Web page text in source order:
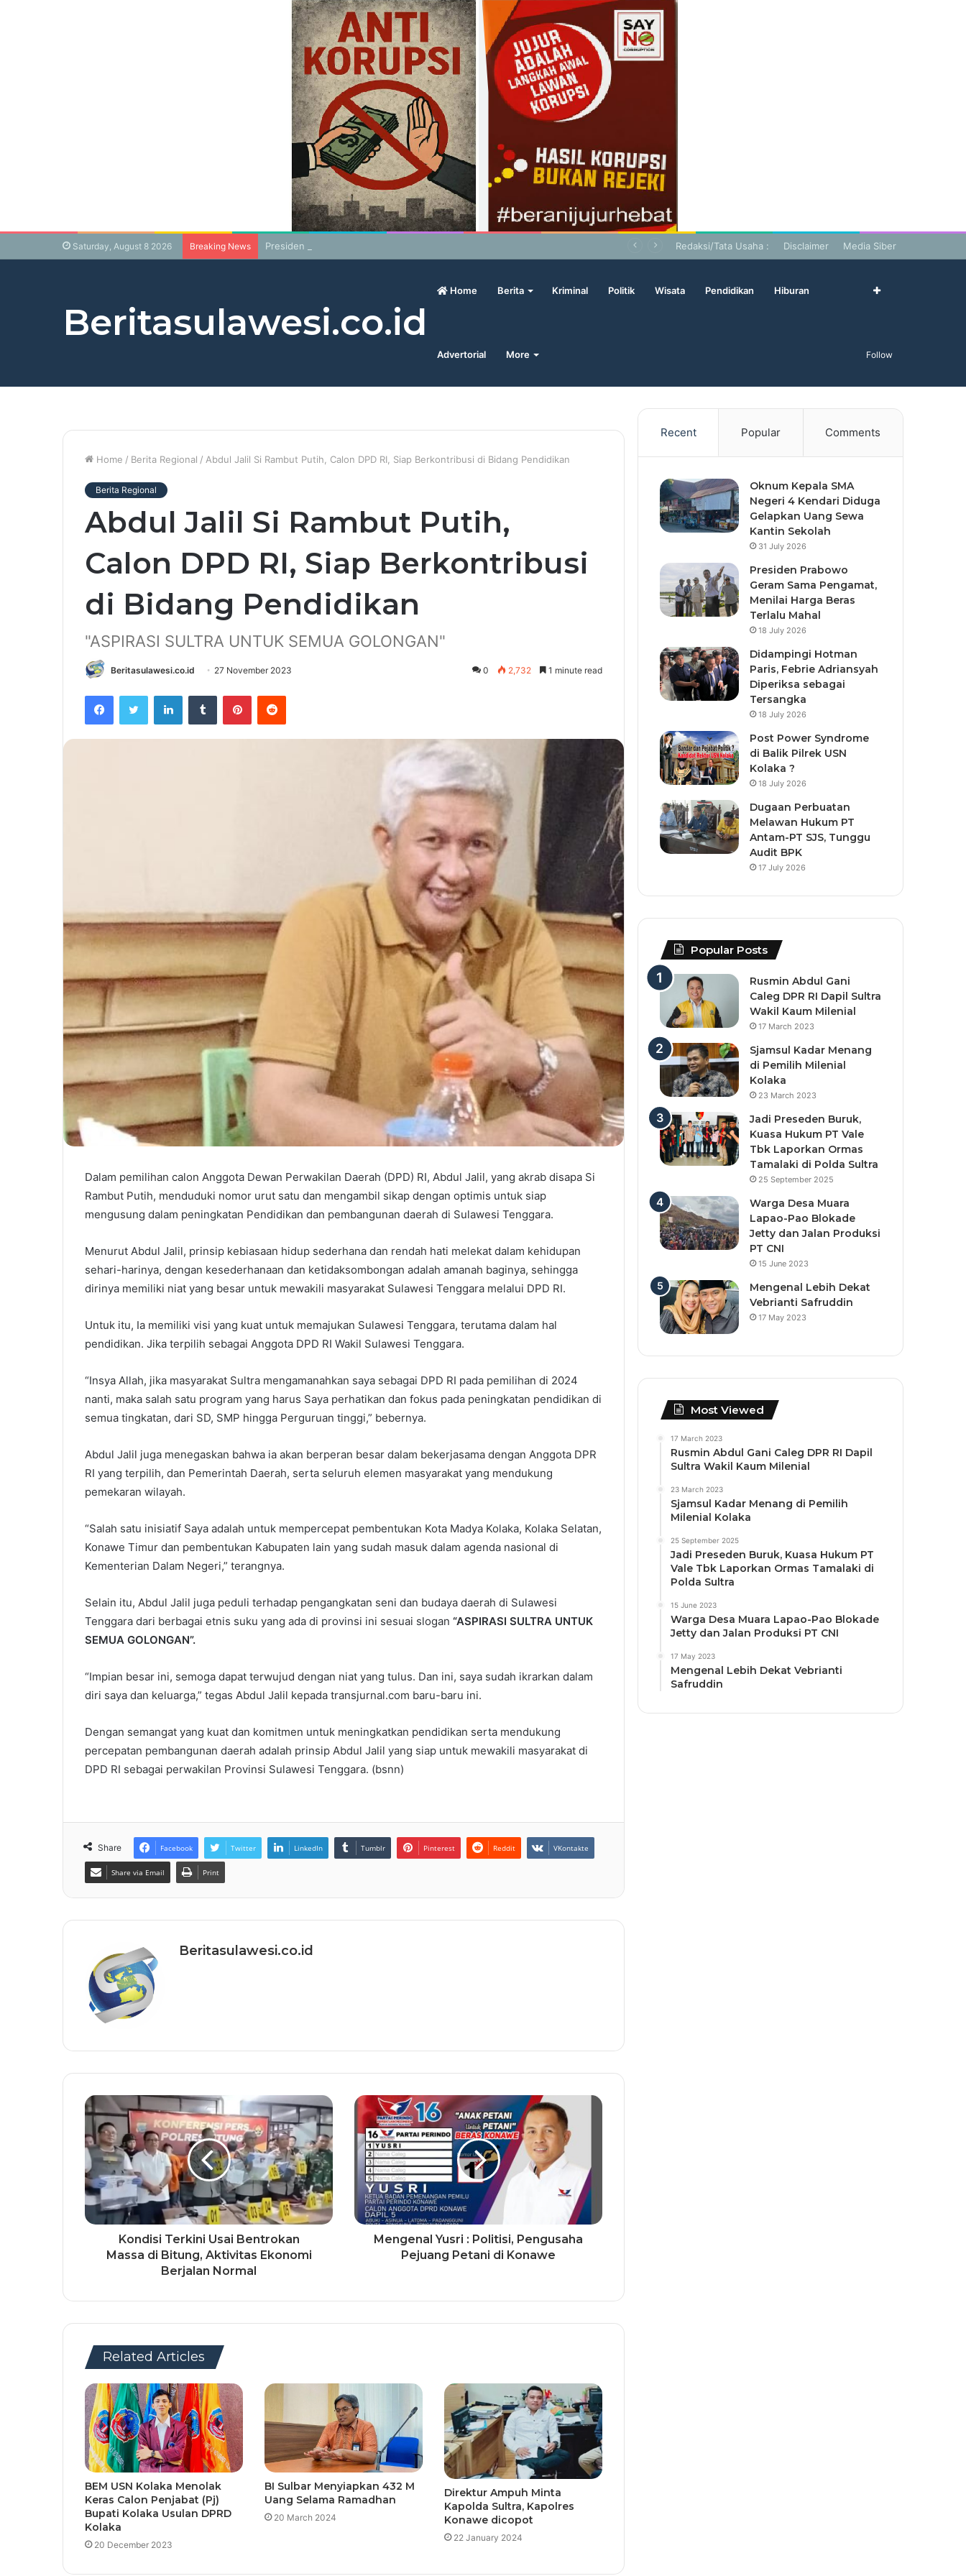
Saturday, August 8 2026 Breaking News Presiden Prabowo Geram Sama Pengamat, Menilai Harga Beras Terlalu Mahal Redaksi/Tata Usaha : Disclaimer Media Siber
Beritasulawesi.co.id
Home Berita Kriminal Politik Wisata Pendidikan Hiburan
Advertorial More Follow
Home / Berita Regional / Abdul Jalil Si Rambut Putih, Calon DPD RI, Siap Berkontribusi di Bidang Pendidikan
Berita Regional
Abdul Jalil Si Rambut Putih,
Calon DPD RI, Siap Berkontribusi
di Bidang Pendidikan
"ASPIRASI SULTRA UNTUK SEMUA GOLONGAN"
Beritasulawesi.co.id 27 November 2023 0 2,732 1 minute read
Dalam pemilihan calon Anggota Dewan Perwakilan Daerah (DPD) RI, Abdul Jalil, yang akrab disapa Si
Rambut Putih, menduduki nomor urut satu dan mengambil sikap dengan optimis untuk siap
mengusung dalam peningkatan Pendidikan dan pembangunan daerah di Sulawesi Tenggara.
Menurut Abdul Jalil, prinsip kebiasaan hidup sederhana dan rendah hati melekat dalam kehidupan
sehari-harinya, dengan kesederhanaan dan ketidaksombongan adalah amanah baginya, sehingga
dirinya memiliki niat yang besar untuk mewakili masyarakat Sulawesi Tenggara melalui DPD RI.
Untuk itu, Ia memiliki visi yang kuat untuk memajukan Sulawesi Tenggara, terutama dalam hal
pendidikan. Jika terpilih sebagai Anggota DPD RI Wakil Sulawesi Tenggara.
“Insya Allah, jika masyarakat Sultra mengamanahkan saya sebagai DPD RI pada pemilihan di 2024
nanti, maka salah satu program yang harus Saya perhatikan dan fokus pada peningkatan pendidikan di
semua tingkatan, dari SD, SMP hingga Perguruan tinggi,” bebernya.
Abdul Jalil juga menegaskan bahwa ia akan berperan besar dalam bekerjasama dengan Anggota DPR
RI yang terpilih, dan Pemerintah Daerah, serta seluruh elemen masyarakat yang mendukung
pemekaran wilayah.
“Salah satu inisiatif Saya adalah untuk mempercepat pembentukan Kota Madya Kolaka, Kolaka Selatan,
Konawe Timur dan pembentukan Kabupaten lain yang sudah masuk dalam agenda nasional di
Kementerian Dalam Negeri,” terangnya.
Selain itu, Abdul Jalil juga peduli terhadap pengangkatan seni dan budaya daerah di Sulawesi
Tenggara dari berbagai etnis suku yang ada di provinsi ini sesuai slogan “ASPIRASI SULTRA UNTUK
SEMUA GOLONGAN”.
“Impian besar ini, semoga dapat terwujud dengan niat yang tulus. Dan ini, saya sudah ikrarkan dalam
diri saya dan keluarga,” tegas Abdul Jalil kepada transjurnal.com baru-baru ini.
Dengan semangat yang kuat dan komitmen untuk meningkatkan pendidikan serta mendukung
percepatan pembangunan daerah adalah prinsip Abdul Jalil yang siap untuk mewakili masyarakat di
DPD RI sebagai perwakilan Provinsi Sulawesi Tenggara. (bsnn)
Share Facebook Twitter LinkedIn Tumblr Pinterest Reddit VKontakte
Share via Email Print
Beritasulawesi.co.id
Kondisi Terkini Usai Bentrokan
Massa di Bitung, Aktivitas Ekonomi
Berjalan Normal
Mengenal Yusri : Politisi, Pengusaha
Pejuang Petani di Konawe
Related Articles
BEM USN Kolaka Menolak
Keras Calon Penjabat (Pj)
Bupati Kolaka Usulan DPRD
Kolaka
20 December 2023
BI Sulbar Menyiapkan 432 M
Uang Selama Ramadhan
20 March 2024
Direktur Ampuh Minta
Kapolda Sultra, Kapolres
Konawe dicopot
22 January 2024
Recent Popular Comments
Oknum Kepala SMA
Negeri 4 Kendari Diduga
Gelapkan Uang Sewa
Kantin Sekolah
31 July 2026
Presiden Prabowo
Geram Sama Pengamat,
Menilai Harga Beras
Terlalu Mahal
18 July 2026
Didampingi Hotman
Paris, Febrie Adriansyah
Diperiksa sebagai
Tersangka
18 July 2026
Post Power Syndrome
di Balik Pilrek USN
Kolaka ?
18 July 2026
Dugaan Perbuatan
Melawan Hukum PT
Antam-PT SJS, Tunggu
Audit BPK
17 July 2026
Popular Posts
Rusmin Abdul Gani
Caleg DPR RI Dapil Sultra
Wakil Kaum Milenial
17 March 2023
Sjamsul Kadar Menang
di Pemilih Milenial
Kolaka
23 March 2023
Jadi Preseden Buruk,
Kuasa Hukum PT Vale
Tbk Laporkan Ormas
Tamalaki di Polda Sultra
25 September 2025
Warga Desa Muara
Lapao-Pao Blokade
Jetty dan Jalan Produksi
PT CNI
15 June 2023
Mengenal Lebih Dekat
Vebrianti Safruddin
17 May 2023
Most Viewed
17 March 2023
Rusmin Abdul Gani Caleg DPR RI Dapil
Sultra Wakil Kaum Milenial
23 March 2023
Sjamsul Kadar Menang di Pemilih
Milenial Kolaka
25 September 2025
Jadi Preseden Buruk, Kuasa Hukum PT
Vale Tbk Laporkan Ormas Tamalaki di
Polda Sultra
15 June 2023
Warga Desa Muara Lapao-Pao Blokade
Jetty dan Jalan Produksi PT CNI
17 May 2023
Mengenal Lebih Dekat Vebrianti
Safruddin